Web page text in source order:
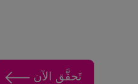
تَحقَّق الآن